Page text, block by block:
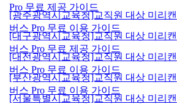
Pro 무료 제공 가이드
[광주광역시교육청]교직원 대상 미리캔
버스 Pro 무료 이용 가이드
[대구광역시교육청]교직원 대상 미리캔
버스 Pro 무료 제공 가이드
[대전광역시교육청]교직원 대상 미리캔
버스 Pro 무료 이용 가이드
[부산광역시교육청]교직원 대상 미리캔
버스 Pro 무료 이용 가이드
[서울특별시교육청]교직원 대상 미리캔